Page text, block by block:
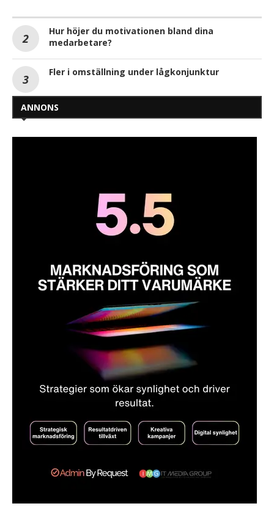
Hur höjer du motivationen bland dina
medarbetare?
Fler i omställning under lågkonjunktur
ANNONS